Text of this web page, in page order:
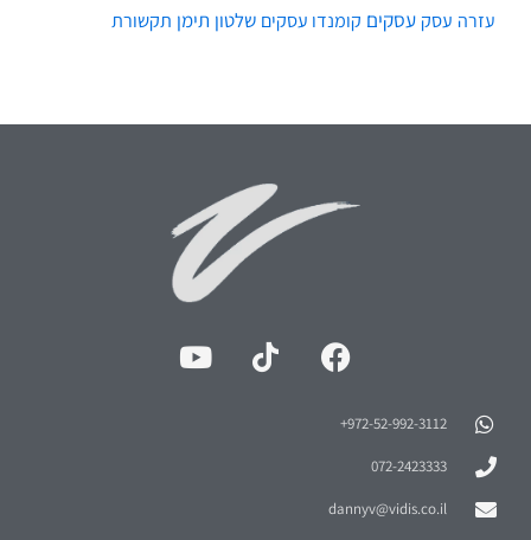
עזרה עסק עסקים קומנדו עסקים שלטון תימן תקשורת
972-52-992-3112⁩+
072-2423333
dannyv@vidis.co.il